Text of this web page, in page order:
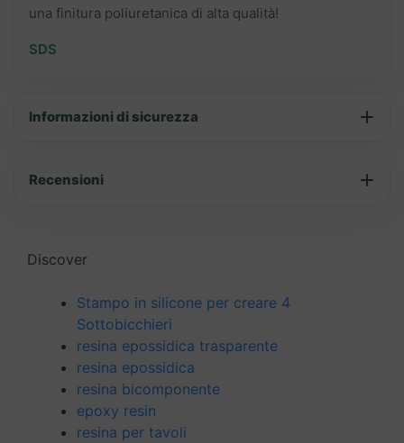
una finitura poliuretanica di alta qualità!
SDS
Informazioni di sicurezza
Recensioni
Discover
Stampo in silicone per creare 4
Sottobicchieri
resina epossidica trasparente
resina epossidica
resina bicomponente
epoxy resin
resina per tavoli